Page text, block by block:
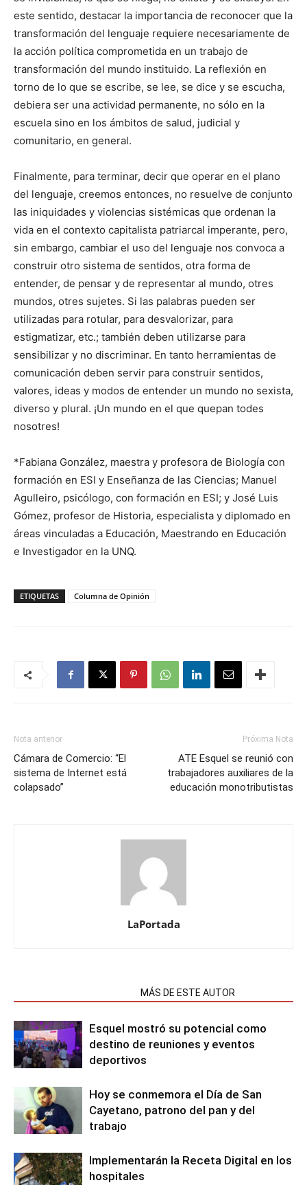
este sentido, destacar la importancia de reconocer que la
transformación del lenguaje requiere necesariamente de
la acción política comprometida en un trabajo de
transformación del mundo instituido. La reflexión en
torno de lo que se escribe, se lee, se dice y se escucha,
debiera ser una actividad permanente, no sólo en la
escuela sino en los ámbitos de salud, judicial y
comunitario, en general.
Finalmente, para terminar, decir que operar en el plano
del lenguaje, creemos entonces, no resuelve de conjunto
las iniquidades y violencias sistémicas que ordenan la
vida en el contexto capitalista patriarcal imperante, pero,
sin embargo, cambiar el uso del lenguaje nos convoca a
construir otro sistema de sentidos, otra forma de
entender, de pensar y de representar al mundo, otres
mundos, otres sujetes. Si las palabras pueden ser
utilizadas para rotular, para desvalorizar, para
estigmatizar, etc.; también deben utilizarse para
sensibilizar y no discriminar. En tanto herramientas de
comunicación deben servir para construir sentidos,
valores, ideas y modos de entender un mundo no sexista,
diverso y plural. ¡Un mundo en el que quepan todes
nosotres!
*Fabiana González, maestra y profesora de Biología con
formación en ESI y Enseñanza de las Ciencias; Manuel
Agulleiro, psicólogo, con formación en ESI; y José Luis
Gómez, profesor de Historia, especialista y diplomado en
áreas vinculadas a Educación, Maestrando en Educación
e Investigador en la UNQ.
ETIQUETAS Columna de Opinión
Nota anterior
Cámara de Comercio: “El
sistema de Internet está
colapsado”
Próxima Nota
ATE Esquel se reunió con
trabajadores auxiliares de la
educación monotributistas
LaPortada
MÁS DE ESTE AUTOR
Esquel mostró su potencial como
destino de reuniones y eventos
deportivos
Hoy se conmemora el Día de San
Cayetano, patrono del pan y del
trabajo
Implementarán la Receta Digital en los
hospitales